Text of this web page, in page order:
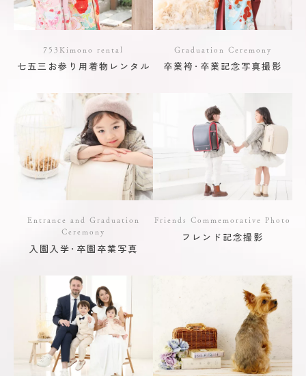
753Kimono rental
七五三お参り用着物レンタル
Graduation Ceremony
卒業袴･卒業記念写真撮影
Entrance and Graduation
Ceremony
入園入学･卒園卒業写真
Friends Commemorative Photo
フレンド記念撮影